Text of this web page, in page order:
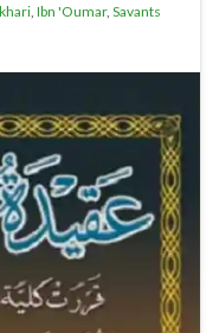
Ibn 'Oumar, Savants